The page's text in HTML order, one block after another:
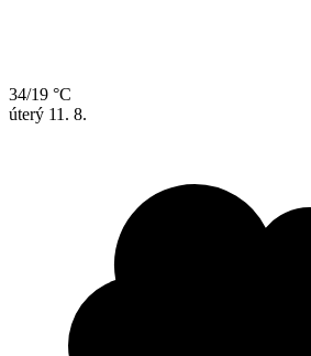
34/19 °C
úterý 11. 8.